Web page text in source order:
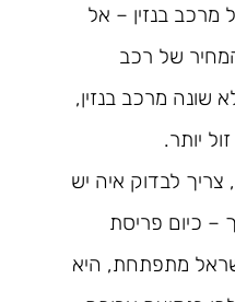
מרכב בנזין – אל
של רכב
שונה מרכב בנזין,
יותר.
צריך לבדוק איה יש
– כיום פריסת
מתפתחת, היא